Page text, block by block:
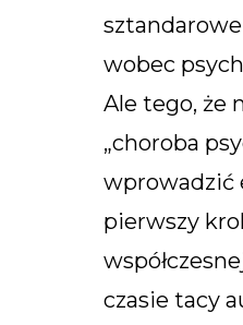
wobec
Ale tego, że
„choroba
wprowadzić
pierwszy
czasie tacy